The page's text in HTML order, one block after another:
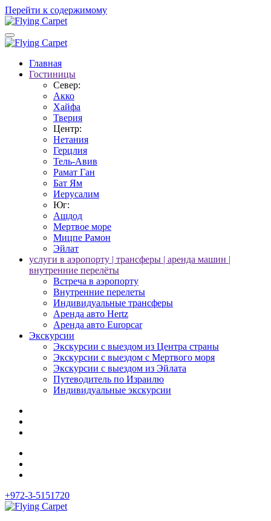
Перейти к содержимому
Главная
Гостиницы
Север:
Акко
Хайфа
Тверия
Центр:
Нетания
Герцлия
Тель-Авив
Рамат Ган
Бат Ям
Иерусалим
Юг:
Ашдод
Мертвое море
Мицпе Рамон
Эйлат
услуги в аэропорту | трансферы | аренда машин |
внутренние перелёты
Встреча в аэропорту
Внутренние перелеты
Индивидуальные трансферы
Аренда авто Hertz
Аренда авто Europcar
Экскурсии
Экскурсии с выездом из Центра страны
Экскурсии с выездом c Мертвого моря
Экскурсии с выездом из Эйлата
Путеводитель по Израилю
Индивидуальные экскурсии
+972-3-5151720